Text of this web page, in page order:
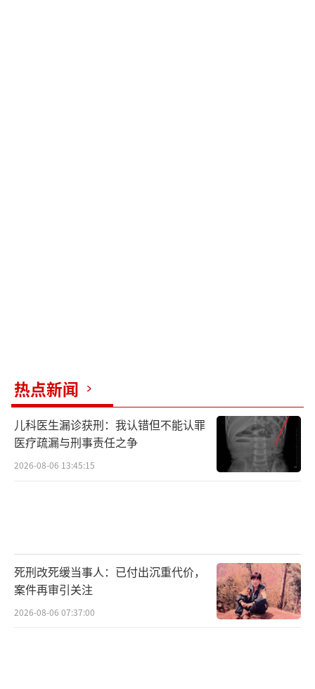
热点新闻
儿科医生漏诊获刑：我认错但不能认罪
医疗疏漏与刑事责任之争
2026-08-06 13:45:15
死刑改死缓当事人：已付出沉重代价，
案件再审引关注
2026-08-06 07:37:00